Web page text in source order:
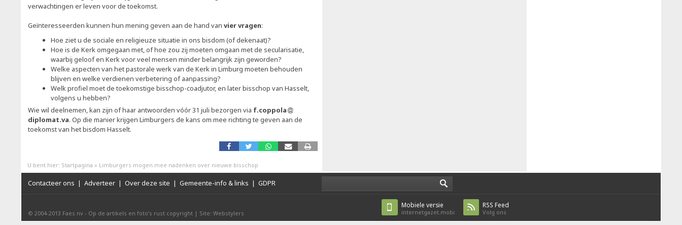
verwachtingen er leven voor de toekomst.
Geïnteresseerden kunnen hun mening geven aan de hand van vier vragen:
Hoe ziet u de sociale en religieuze situatie in ons bisdom (of dekenaat)?
Hoe is de Kerk omgegaan met, of hoe zou zij moeten omgaan met de secularisatie,
waarbij geloof en Kerk voor veel mensen minder belangrijk zijn geworden?
Welke aspecten van het pastorale werk van de Kerk in Limburg moeten behouden
blijven en welke verdienen verbetering of aanpassing?
Welk profiel moet de toekomstige bisschop-coadjutor, en later bisschop van Hasselt,
volgens u hebben?
Wie wil deelnemen, kan zijn of haar antwoorden vóór 31 juli bezorgen via f.coppola
diplomat.va. Op die manier krijgen Limburgers de kans om mee richting te geven aan de
toekomst van het bisdom Hasselt.
U bent hier: Startpagina » Limburgers mogen mee nadenken over nieuwe bisschop
Contacteer ons | Adverteer | Over deze site | Gemeente-info & links | GDPR
© 2004-2013 Faes nv - Op de artikels en foto’s rust copyright | Site: Webstylers
RSS Feed
Volg ons
Mobiele versie
internetgazet.mobi